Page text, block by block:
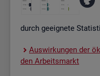
durch ge­eig­ne­te
Aus­wir­kun­gen der
den Ar­beits­markt